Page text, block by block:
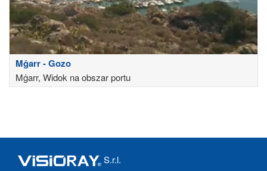
Mġarr - Gozo
Mġarr, Widok na obszar portu
S.r.l.